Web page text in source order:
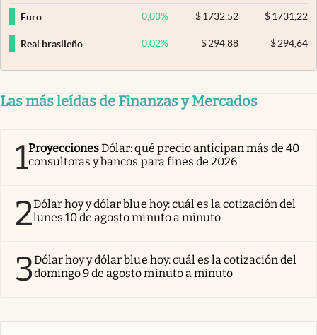
Euro 0,03% $ 1732,52 $1731,22
Real brasileño 0,02% $294,88 $294,64
Las más leídas de Finanzas y Mercados
1ProyeccionesDólar: qué precio anticipan más de 40
consultoras y bancos para fines de 2026
2Dólar hoy y dólar blue hoy: cuál es la cotización del
lunes 10 de agosto minuto a minuto
3Dólar hoy y dólar blue hoy: cuál es la cotización del
domingo 9 de agosto minuto a minuto